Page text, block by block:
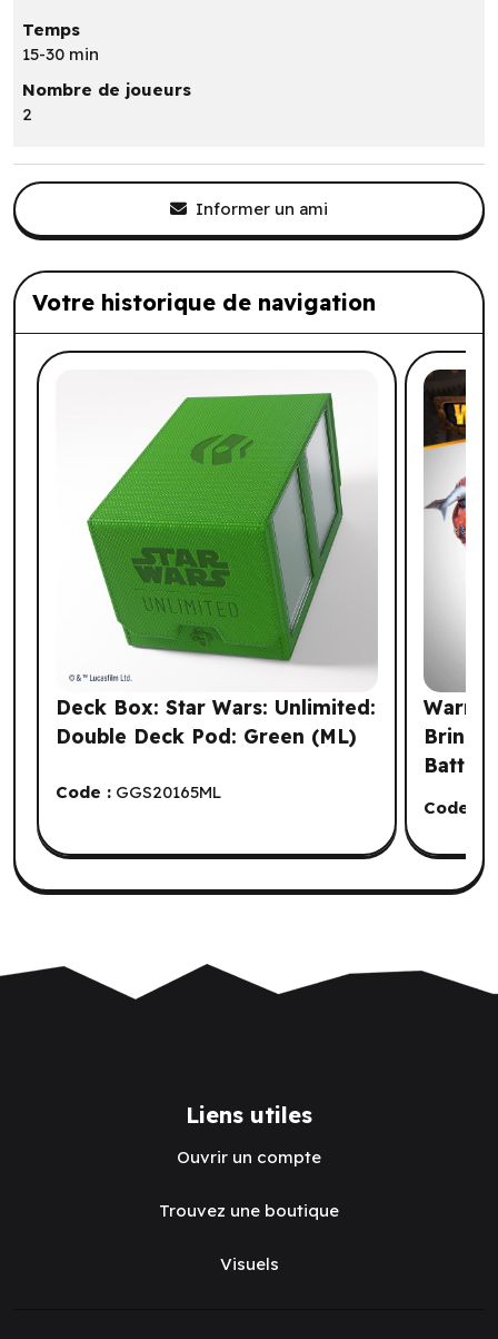
Temps
15-30 min
Nombre de joueurs
2
Informer un ami
Votre historique de navigation
Liste de produits suggérés: Votre
Deck Box: Star Wars: Unlimited:
Double Deck Pod: Green (ML)
Code : GGS20165ML
Code :
Liens utiles
Ouvrir un compte
Trouvez une boutique
Visuels